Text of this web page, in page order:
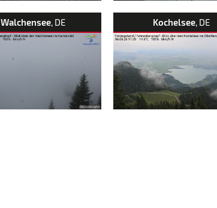
Walchensee, DE Kochelsee, DE